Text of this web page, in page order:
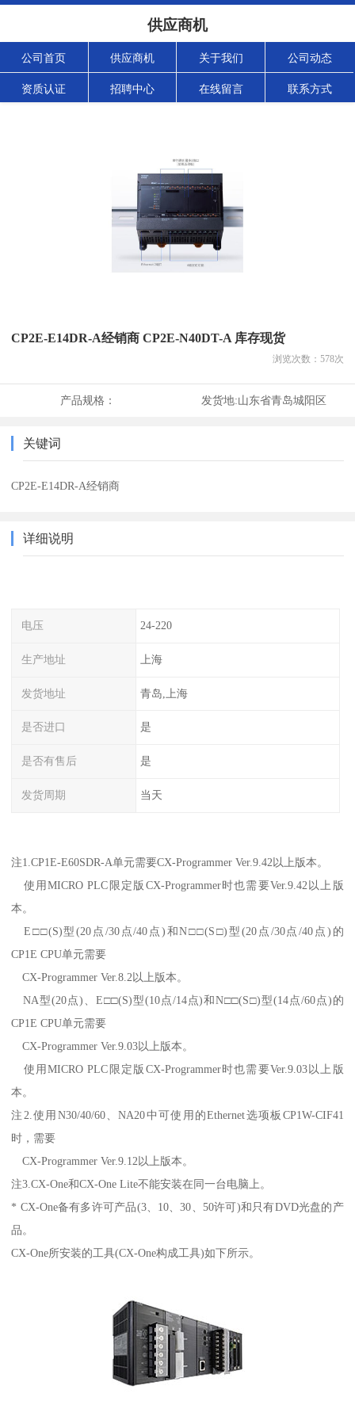
供应商机
公司首页 供应商机 关于我们 公司动态
资质认证 招聘中心 在线留言 联系方式
CP2E-E14DR-A经销商 CP2E-N40DT-A 库存现货
浏览次数： 578次
产品规格： 发货地:山东省青岛城阳区
关键词
CP2E-E14DR-A经销商
详细说明
电压 24-220
生产地址 上海
发货地址 青岛,上海
是否进口 是
是否有售后 是
发货周期 当天
注1.CP1E-E60SDR-A单元需要CX-Programmer Ver.9.42以上版本。
使用MICRO PLC限定版CX-Programmer时也需要Ver.9.42以上版
本。
E□□(S)型(20点/30点/40点)和N□□(S□)型(20点/30点/40点)的
CP1E CPU单元需要
CX-Programmer Ver.8.2以上版本。
NA型(20点)、E□□(S)型(10点/14点)和N□□(S□)型(14点/60点)的
CP1E CPU单元需要
CX-Programmer Ver.9.03以上版本。
使用MICRO PLC限定版CX-Programmer时也需要Ver.9.03以上版
本。
注2.使用N30/40/60、NA20中可使用的Ethernet选项板CP1W-CIF41
时，需要
CX-Programmer Ver.9.12以上版本。
注3.CX-One和CX-One Lite不能安装在同一台电脑上。
* CX-One备有多许可产品(3、10、30、50许可)和只有DVD光盘的产
品。
CX-One所安装的工具(CX-One构成工具)如下所示。